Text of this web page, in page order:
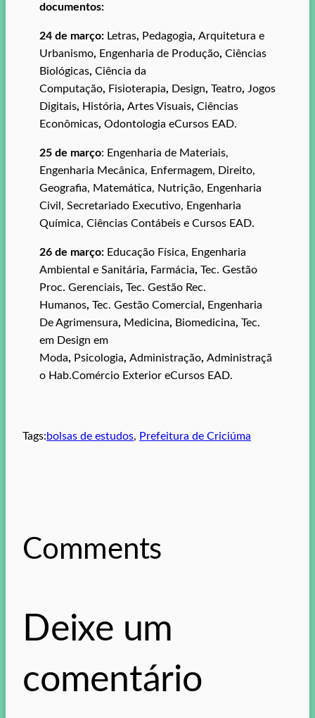
documentos:
24 de março: Letras, Pedagogia, Arquitetura e
Urbanismo, Engenharia de Produção, Ciências
Biológicas, Ciência da
Computação, Fisioterapia, Design, Teatro, Jogos
Digitais, História, Artes Visuais, Ciências
Econômicas, Odontologia eCursos EAD.
25 de março: Engenharia de Materiais,
Engenharia Mecânica, Enfermagem, Direito,
Geografia, Matemática, Nutrição, Engenharia
Civil, Secretariado Executivo, Engenharia
Química, Ciências Contábeis e Cursos EAD.
26 de março: Educação Física, Engenharia
Ambiental e Sanitária, Farmácia, Tec. Gestão
Proc. Gerenciais, Tec. Gestão Rec.
Humanos, Tec. Gestão Comercial , Engenharia
De Agrimensura, Medicina, Biomedicina, Tec.
em Design em
Moda, Psicologia, Administração, Administraçã
o Hab.Comércio Exterior eCursos EAD.
Tags:bolsas de estudos, Prefeitura de Criciúma
Comments
Deixe um
comentário